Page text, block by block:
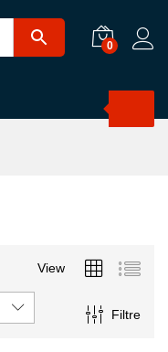
0
View
Filtre